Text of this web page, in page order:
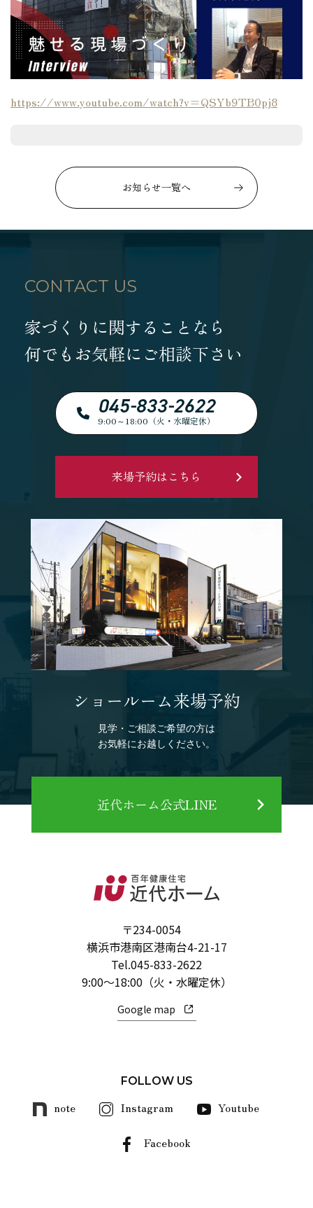
https://www.youtube.com/watch?v=QSYb9TB0pj8
お知らせ一覧へ
CONTACT US
家づくりに関することなら
何でもお気軽にご相談下さい
045-833-2622
9:00～18:00（火・水曜定休）
来場予約はこちら
ショールーム来場予約
見学・ご相談ご希望の方は
お気軽にお越しください。
近代ホーム公式LINE
〒234-0054
横浜市港南区港南台4-21-17
Tel.045-833-2622
9:00～18:00（火・水曜定休）
Google map
FOLLOW US
note Instagram Youtube
Facebook